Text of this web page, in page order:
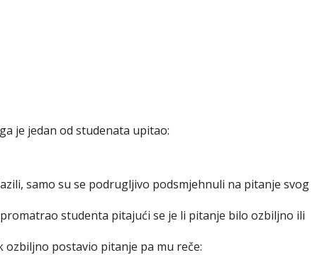
je jedan od studenata upitao:
samo su se podrugljivo podsmjehnuli na pitanje svog
studenta pitajući se je li pitanje bilo ozbiljno ili
ozbiljno postavio pitanje pa mu reče: